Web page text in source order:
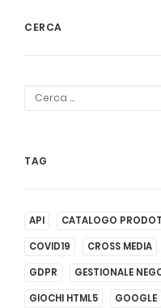
CERCA
TAG
API CATALOGO
COVID19
CROSS MEDIA
GDPR
GESTIONALE
GIOCHI HTML5
GOOGLE